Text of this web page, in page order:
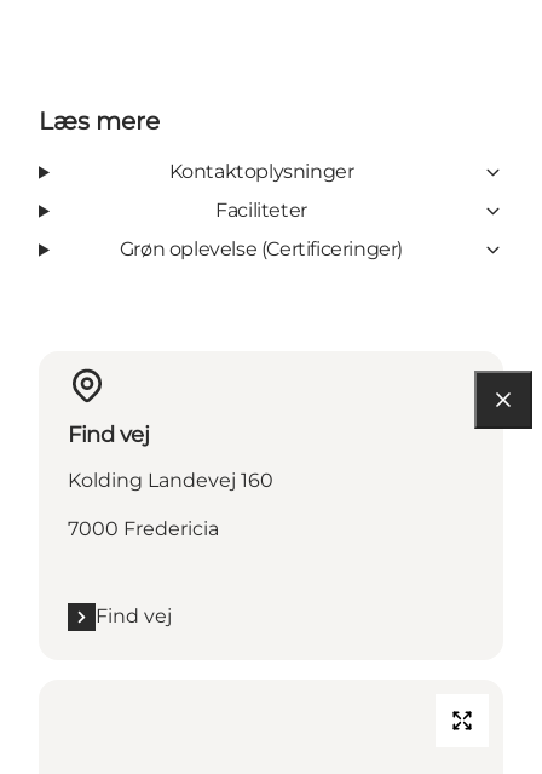
Læs mere
Kontaktoplysninger
Faciliteter
Grøn oplevelse (Certificeringer)
Find vej
Kolding Landevej 160
7000 Fredericia
Find vej